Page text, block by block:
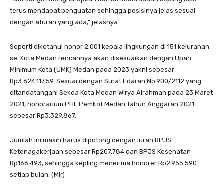
terus mendapat penguatan sehingga posisinya jelas sesuai
dengan aturan yang ada,” jelasnya.
Seperti diketahui honor 2.001 kepala lingkungan di 151 kelurahan
se-Kota Medan rencannya akan disesuaikan dengan Upah
Minimum Kota (UMK) Medan pada 2023 yakni sebesar
Rp3.624.117,59. Sesuai dengan Surat Edaran No.900/2112 yang
ditandatangani Sekda Kota Medan Wirya Alrahman pada 23 Maret
2021, honorarium PHL Pemkot Medan Tahun Anggaran 2021
sebesar Rp3.329.867.
Jumlah ini masih harus dipotong dengan iuran BPJS
Ketenagakerjaan sebesar Rp207.784 dan BPJS Kesehatan
Rp166.493, sehingga kepling menerima honorer Rp2.955.590
setiap bulan. (Mir)